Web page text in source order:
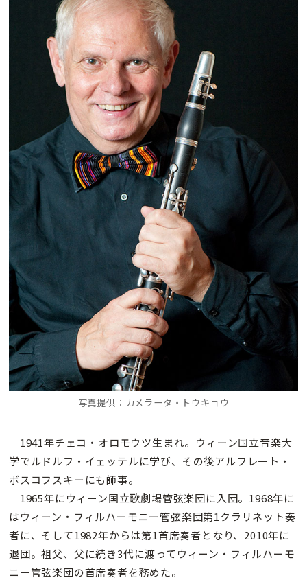
写真提供：カメラータ・トウキョウ
1941年チェコ・オロモウツ生まれ。ウィーン国立音楽大
学でルドルフ・イェッテルに学び、その後アルフレート・
ボスコフスキーにも師事。
1965年にウィーン国立歌劇場管弦楽団に入団。1968年に
はウィーン・フィルハーモニー管弦楽団第1クラリネット奏
者に、そして1982年からは第1首席奏者となり、2010年に
退団。祖父、父に続き3代に渡ってウィーン・フィルハーモ
ニー管弦楽団の首席奏者を務めた。